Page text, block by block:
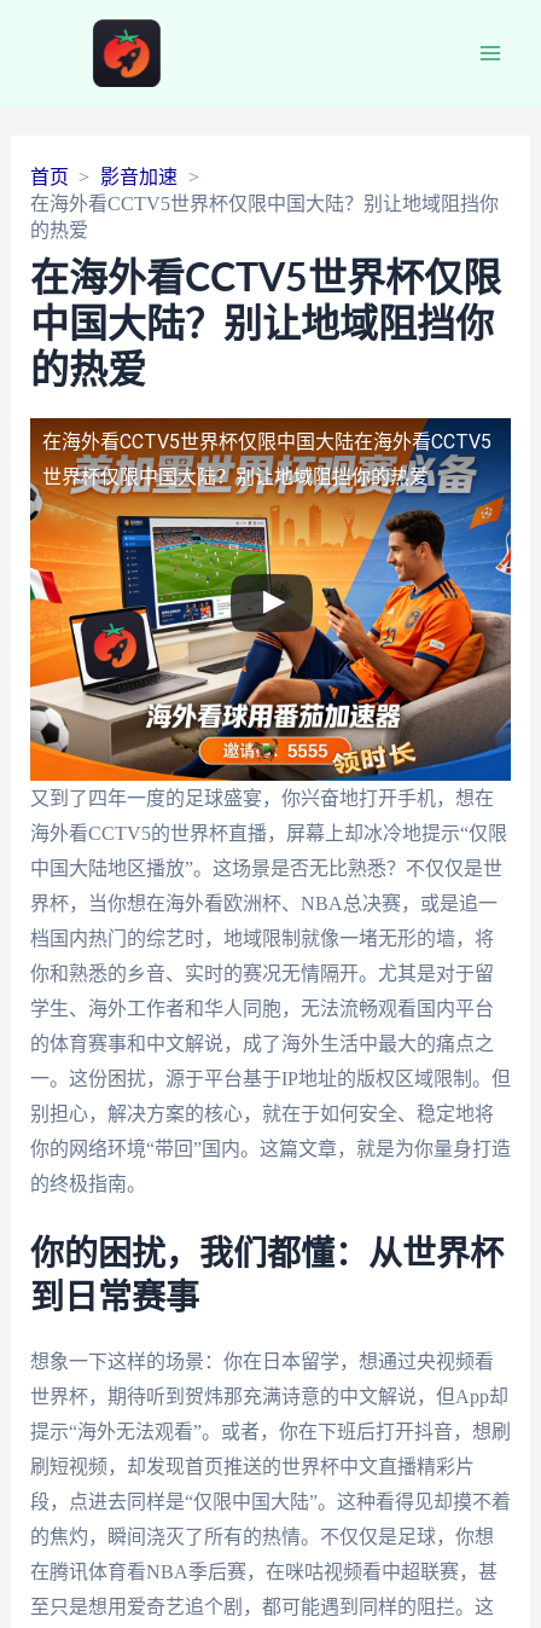
首页
影音加速
在海外看CCTV5世界杯仅限中国大陆？别让地域阻挡你
的热爱
在海外看CCTV5世界杯仅限
中国大陆？别让地域阻挡你
的热爱
在海外看CCTV5世界杯仅限中国大陆在海外看CCTV5
世界杯仅限中国大陆？别让地域阻挡你的热爱
又到了四年一度的足球盛宴，你兴奋地打开手机，想在
海外看CCTV5的世界杯直播，屏幕上却冰冷地提示“仅限
中国大陆地区播放”。这场景是否无比熟悉？不仅仅是世
界杯，当你想在海外看欧洲杯、NBA总决赛，或是追一
档国内热门的综艺时，地域限制就像一堵无形的墙，将
你和熟悉的乡音、实时的赛况无情隔开。尤其是对于留
学生、海外工作者和华人同胞，无法流畅观看国内平台
的体育赛事和中文解说，成了海外生活中最大的痛点之
一。这份困扰，源于平台基于IP地址的版权区域限制。但
别担心，解决方案的核心，就在于如何安全、稳定地将
你的网络环境“带回”国内。这篇文章，就是为你量身打造
的终极指南。
你的困扰，我们都懂：从世界杯
到日常赛事
想象一下这样的场景：你在日本留学，想通过央视频看
世界杯，期待听到贺炜那充满诗意的中文解说，但App却
提示“海外无法观看”。或者，你在下班后打开抖音，想刷
刷短视频，却发现首页推送的世界杯中文直播精彩片
段，点进去同样是“仅限中国大陆”。这种看得见却摸不着
的焦灼，瞬间浇灭了所有的热情。不仅仅是足球，你想
在腾讯体育看NBA季后赛，在咪咕视频看中超联赛，甚
至只是想用爱奇艺追个剧，都可能遇到同样的阻拦。这